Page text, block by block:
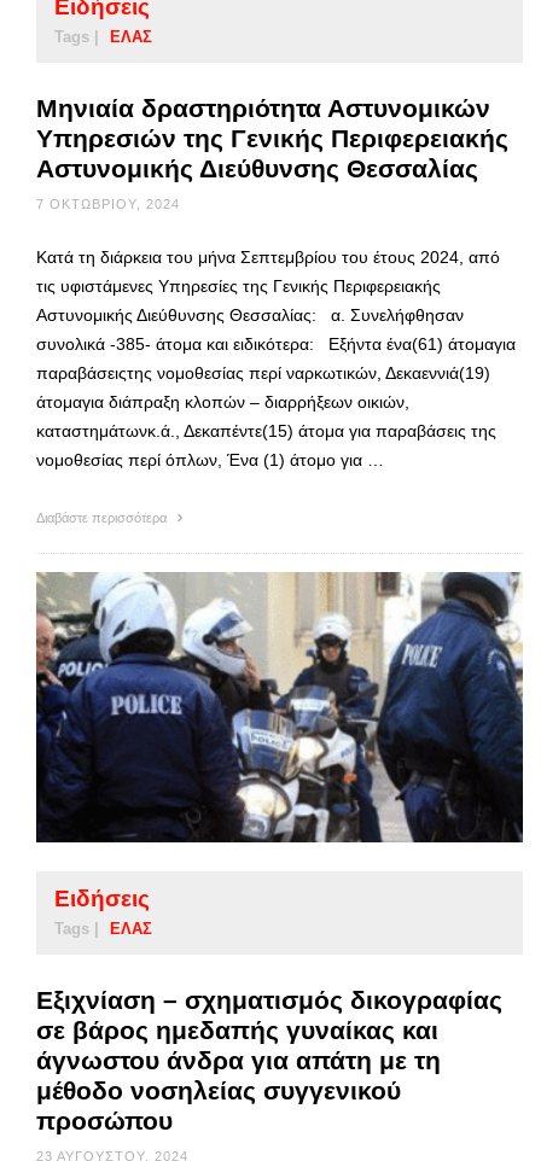
Ειδήσεις
Tags | ΕΛΑΣ
Μηνιαία δραστηριότητα Αστυνομικών
Υπηρεσιών της Γενικής Περιφερειακής
Αστυνομικής Διεύθυνσης Θεσσαλίας
7 ΟΚΤΩΒΡΊΟΥ, 2024
Κατά τη διάρκεια του μήνα Σεπτεμβρίου του έτους 2024, από
τις υφιστάμενες Υπηρεσίες της Γενικής Περιφερειακής
Αστυνομικής Διεύθυνσης Θεσσαλίας: α. Συνελήφθησαν
συνολικά -385- άτομα και ειδικότερα: Εξήντα ένα(61) άτομαγια
παραβάσειςτης νομοθεσίας περί ναρκωτικών, Δεκαεννιά(19)
άτομαγια διάπραξη κλοπών – διαρρήξεων οικιών,
καταστημάτωνκ.ά., Δεκαπέντε(15) άτομα για παραβάσεις της
νομοθεσίας περί όπλων, Ένα (1) άτομο για …
Διαβάστε περισσότερα
Ειδήσεις
Tags | ΕΛΑΣ
Εξιχνίαση – σχηματισμός δικογραφίας
σε βάρος ημεδαπής γυναίκας και
άγνωστου άνδρα για απάτη με τη
μέθοδο νοσηλείας συγγενικού
προσώπου
23 ΑΥΓΟΎΣΤΟΥ, 2024